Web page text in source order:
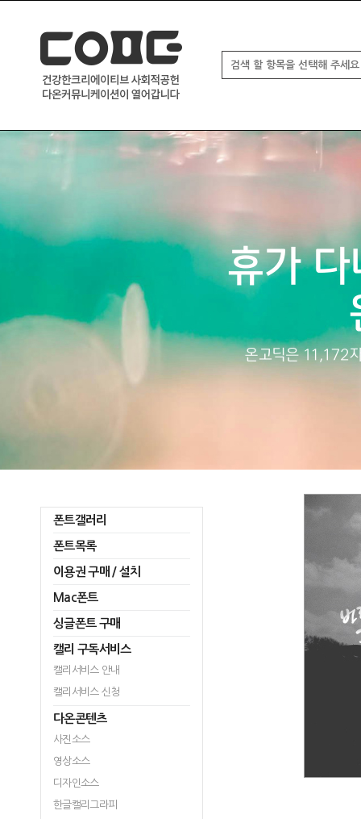
폰트갤러리
폰트목록
이용권 구매 / 설치
Mac폰트
싱글폰트 구매
캘리 구독서비스
캘리서비스 안내
캘리서비스 신청
다온콘텐츠
사진소스
영상소스
디자인소스
한글캘리그라피